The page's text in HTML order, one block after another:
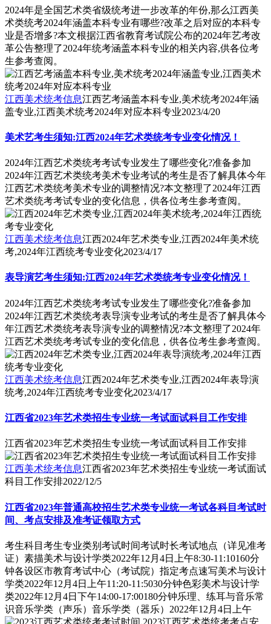
2024年是全国艺术类省级统考进一步改革的年份,那么江西美
术类统考2024年涵盖本科专业有哪些?改革之后对应的本科专
业是否增多?本文根据江西省教育考试院公布的2024年艺考改
革公告整理了2024年统考涵盖本科专业的相关内容,供各位考
生参考查阅。
江西美术统考信息江西艺考涵盖本科专业,美术统考2024年涵
盖专业,江西美术统考2024年对应本科专业2023/4/20
美术艺考生须知:江西2024年艺术类统考专业变化情况！
2024年江西艺术类统考考试专业发生了哪些变化?准备参加
2024年江西艺术类统考美术专业考试的考生是否了解具体今年
江西艺术类统考美术专业的调整情况?本文整理了2024年江西
艺术类统考考试专业的变化信息，供各位考生参考查阅。
江西美术统考信息江西2024年艺术类专业,江西2024年美术统
考,2024年江西统考专业变化2023/4/17
表导演艺考生须知:江西2024年艺术类统考专业变化情况！
2024年江西艺术类统考考试专业发生了哪些变化?准备参加
2024年江西艺术类统考表导演专业考试的考生是否了解具体今
年江西艺术类统考表导演专业的调整情况?本文整理了2024年
江西艺术类统考考试专业的变化信息，供各位考生参考查阅。
江西美术统考信息江西2024年艺术类专业,江西2024年表导演
统考,2024年江西统考专业变化2023/4/17
江西省2023年艺术类招生专业统一考试面试科目工作安排
江西省2023年艺术类招生专业统一考试面试科目工作安排
江西美术统考信息江西省2023年艺术类招生专业统一考试面试
科目工作安排2022/12/5
江西省2023年普通高校招生艺术类专业统一考试各科目考试时
间、考点安排及准考证领取方式
考生科目考生专业类别考试时间考试时长考试地点（详见准考
证）素描美术与设计学类2022年12月4日上午8:30-11:10160分
钟各设区市教育考试中心（考试院）指定考点速写美术与设计
学类2022年12月4日上午11:20-11:5030分钟色彩美术与设计学
类2022年12月4日下午14:00-17:00180分钟乐理、练耳与音乐常
识音乐学类（声乐）音乐学类（器乐）2022年12月4日上午